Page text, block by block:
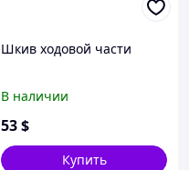
Шкив ходовой части
В наличии
53$
Купить